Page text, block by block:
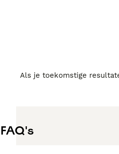
Als je toekomstige
FAQ's